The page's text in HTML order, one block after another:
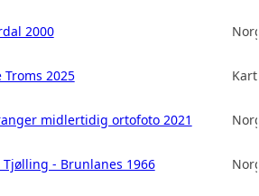
2000
2025
midlertidig ortofoto 2021
- Brunlanes 1966